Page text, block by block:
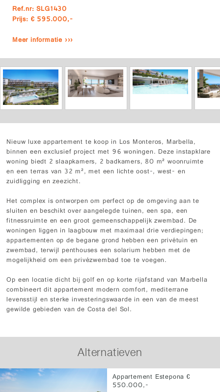
Ref.nr: SLG1430
Prijs: € 595.000,-
Meer informatie ›››
Nieuw luxe appartement te koop in Los Monteros, Marbella,
binnen een exclusief project met 96 woningen. Deze instapklare
woning biedt 2 slaapkamers, 2 badkamers, 80 m² woonruimte
en een terras van 32 m², met een lichte oost-, west- en
zuidligging en zeezicht.
Het complex is ontworpen om perfect op de omgeving aan te
sluiten en beschikt over aangelegde tuinen, een spa, een
fitnessruimte en een groot gemeenschappelijk zwembad. De
woningen liggen in laagbouw met maximaal drie verdiepingen;
appartementen op de begane grond hebben een privétuin en
zwembad, terwijl penthouses een solarium hebben met de
mogelijkheid om een privézwembad toe te voegen.
Op een locatie dicht bij golf en op korte rijafstand van Marbella
combineert dit appartement modern comfort, mediterrane
levensstijl en sterke investeringswaarde in een van de meest
gewilde gebieden van de Costa del Sol.
Alternatieven
Appartement Estepona €
550.000,-